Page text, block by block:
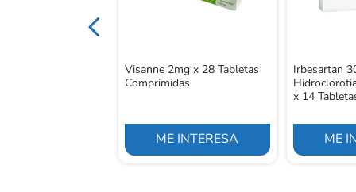
Visanne 2mg x 28 Tabletas
Comprimidas
ME INTERESA
Irbesartan
x 14
ME